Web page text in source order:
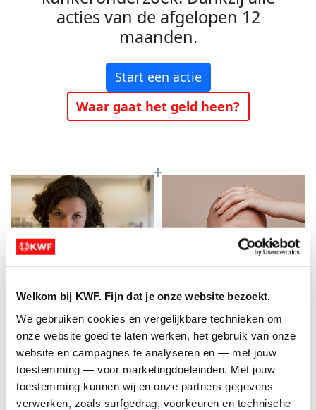
Welkom bij KWF. Fijn dat je onze website bezoekt.
We gebruiken cookies en vergelijkbare technieken om
onze website goed te laten werken, het gebruik van onze
website en campagnes te analyseren en — met jouw
toestemming — voor marketingdoeleinden. Met jouw
toestemming kunnen wij en onze partners gegevens
verwerken, zoals surfgedrag, voorkeuren en technische
acties van de afgelopen 12
maanden.
Start een actie
Waar gaat het geld heen?
Baanbrekend
onderzoek
Meer kans op
genezing